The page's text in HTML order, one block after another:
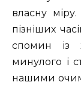
власну
пізніших
спомин із
минулого і
нашими